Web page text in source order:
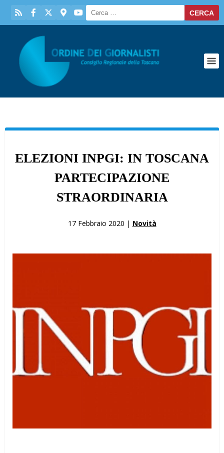
ELEZIONI INPGI: IN TOSCANA
PARTECIPAZIONE
STRAORDINARIA
17 Febbraio 2020 | Novità